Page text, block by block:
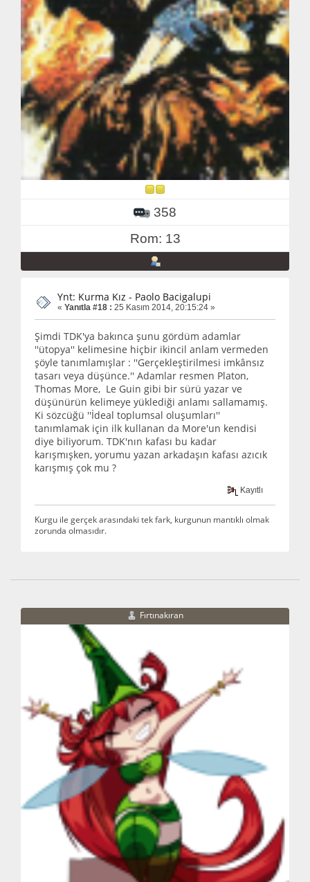
358
Rom: 13
Ynt: Kurma Kız - Paolo Bacigalupi
« Yanıtla #18 : 25 Kasım 2014, 20:15:24 »
Şimdi TDK'ya bakınca şunu gördüm adamlar
''ütopya'' kelimesine hiçbir ikincil anlam vermeden
şöyle tanımlamışlar : ''Gerçekleştirilmesi imkânsız
tasarı veya düşünce.'' Adamlar resmen Platon,
Thomas More, Le Guin gibi bir sürü yazar ve
düşünürün kelimeye yüklediği anlamı sallamamış.
Ki sözcüğü ''İdeal toplumsal oluşumları''
tanımlamak için ilk kullanan da More'un kendisi
diye biliyorum. TDK'nın kafası bu kadar
karışmışken, yorumu yazan arkadaşın kafası azıcık
karışmış çok mu ?
Kayıtlı
Kurgu ile gerçek arasındaki tek fark, kurgunun mantıklı olmak
zorunda olmasıdır.
Fırtınakıran